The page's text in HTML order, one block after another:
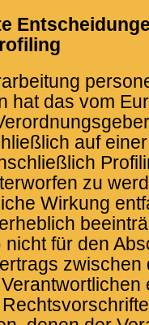
hat das vom
auf
zu
Wirkung
für den
zwischen